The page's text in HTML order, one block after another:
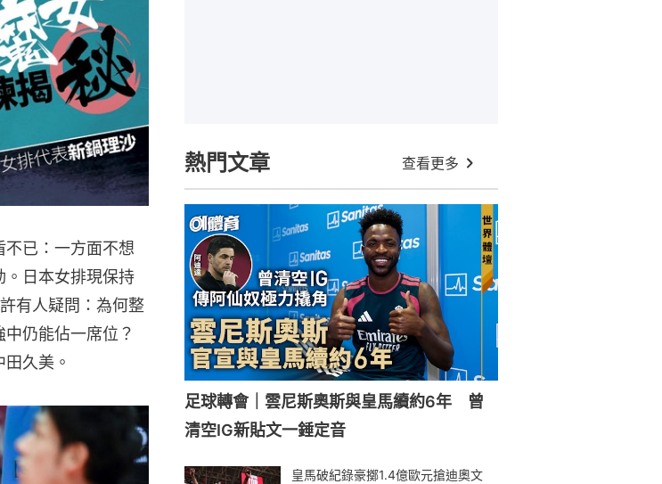
已：一方面不想
。日本女排現保持
有人疑問：為何整
仍能佔一席位？
久美。
熱門文章 查看更多
足球轉會｜雲尼斯奧斯與皇馬續約6年 曾
清空IG新貼文一錘定音
皇馬破紀錄豪擲1.4億歐元搶迪奧文